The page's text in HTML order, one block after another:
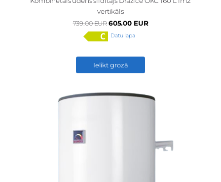
vertikāls
739.00 EUR 605.00 EUR
Datu lapa
Ielikt grozā